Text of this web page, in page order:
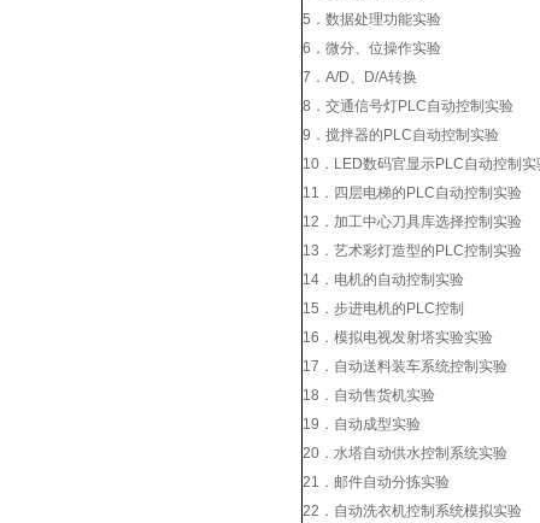
5．数据处理功能实验
6．微分、位操作实验
7．A/D、D/A转换
8．交通信号灯PLC自动控制实验
9．搅拌器的PLC自动控制实验
10．LED数码官显示PLC自动控制
11．四层电梯的PLC自动控制实验
12．加工中心刀具库选择控制实验
13．艺术彩灯造型的PLC控制实验
14．电机的自动控制实验
15．步进电机的PLC控制
16．模拟电视发射塔实验实验
17．自动送料装车系统控制实验
18．自动售货机实验
19．自动成型实验
20．水塔自动供水控制系统实验
21．邮件自动分拣实验
22．自动洗衣机控制系统模拟实验